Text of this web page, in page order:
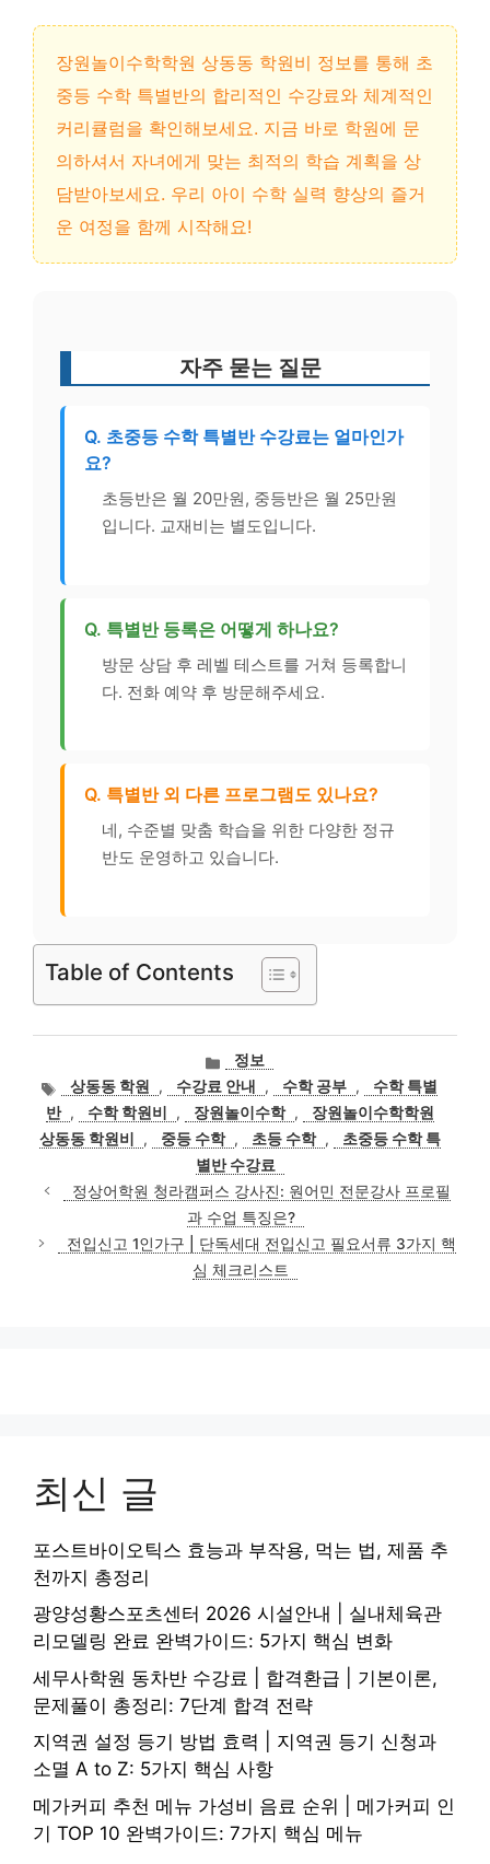
장원놀이수학학원 상동동 학원비 정보를 통해 초
중등 수학 특별반의 합리적인 수강료와 체계적인
커리큘럼을 확인해보세요. 지금 바로 학원에 문
의하셔서 자녀에게 맞는 최적의 학습 계획을 상
담받아보세요. 우리 아이 수학 실력 향상의 즐거
운 여정을 함께 시작해요!
자주 묻는 질문
Q. 초중등 수학 특별반 수강료는 얼마인가
요?
초등반은 월 20만원, 중등반은 월 25만원
입니다. 교재비는 별도입니다.
Q. 특별반 등록은 어떻게 하나요?
방문 상담 후 레벨 테스트를 거쳐 등록합니
다. 전화 예약 후 방문해주세요.
Q. 특별반 외 다른 프로그램도 있나요?
네, 수준별 맞춤 학습을 위한 다양한 정규
반도 운영하고 있습니다.
Table of Contents
카
테
고
리
정보
태상동동 학원 , 수강료 안내 , 수학 공부 ,
수학 특별
반 , 수학 학원비 , 장원놀이수학 ,
장원놀이수학학원
상동동 학원비
, 중등 수학 , 초등 수학 ,
초중등 수학 특
별반 수강료
정상어학원 청라캠퍼스 강사진: 원어민 전문강사 프로필
과 수업 특징은?
전입신고 1인가구 | 단독세대 전입신고 필요서류 3가지 핵
심 체크리스트
최신 글
포스트바이오틱스 효능과 부작용, 먹는 법, 제품 추
천까지 총정리
광양성황스포츠센터 2026 시설안내 | 실내체육관
리모델링 완료 완벽가이드: 5가지 핵심 변화
세무사학원 동차반 수강료 | 합격환급 | 기본이론,
문제풀이 총정리: 7단계 합격 전략
지역권 설정 등기 방법 효력 | 지역권 등기 신청과
소멸 A to Z: 5가지 핵심 사항
메가커피 추천 메뉴 가성비 음료 순위 | 메가커피 인
기 TOP 10 완벽가이드: 7가지 핵심 메뉴